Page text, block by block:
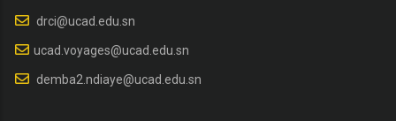
drci@ucad.edu.sn
ucad.voyages@ucad.edu.sn
demba2.ndiaye@ucad.edu.sn